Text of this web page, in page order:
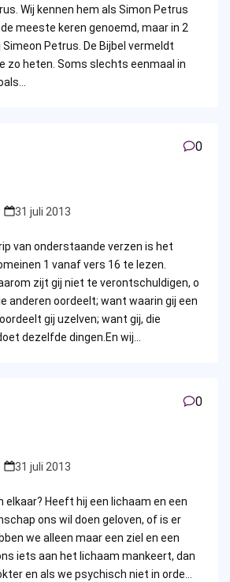
Wij kennen hem als Simon Petrus
meeste keren genoemd, maar in 2
Simeon Petrus. De Bijbel vermeldt
zo heten. Soms slechts eenmaal in
0
31 juli 2013
van onderstaande verzen is het
1 vanaf vers 16 te lezen.
zijt gij niet te verontschuldigen, o
anderen oordeelt; want waarin gij een
gij uzelven; want gij, die
dezelfde dingen.En wij…
0
31 juli 2013
elkaar? Heeft hij een lichaam en een
ons wil doen geloven, of is er
we alleen maar een ziel en een
iets aan het lichaam mankeert, dan
en als we psychisch niet in orde…